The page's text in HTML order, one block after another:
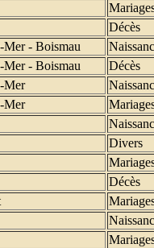
Décès
Mer - Boismau
Mer - Boismau
Décès
Mer
Mer
Divers
Décès